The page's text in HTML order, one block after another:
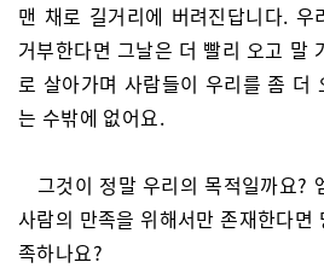
맨 채로 길거리에 버려진답니다.
거부한다면 그날은 더 빨리 오고 말
로 살아가며 사람들이 우리를 좀 더
는 수밖에 없어요.
그것이 정말 우리의 목적일까요?
사람의 만족을 위해서만 존재한다
족하나요?